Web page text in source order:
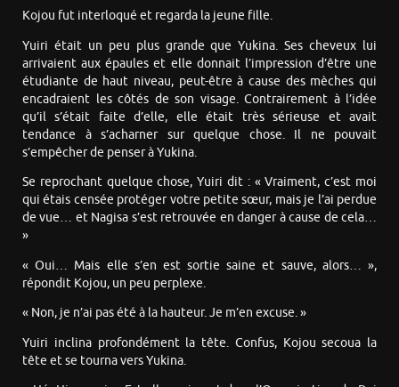
Kojou fut interloqué et regarda la jeune fille.
Yuiri était un peu plus grande que Yukina. Ses cheveux lui
arrivaient aux épaules et elle donnait l’impression d’être une
étudiante de haut niveau, peut-être à cause des mèches qui
encadraient les côtés de son visage. Contrairement à l’idée
qu’il s’était faite d’elle, elle était très sérieuse et avait
tendance à s’acharner sur quelque chose. Il ne pouvait
s’empêcher de penser à Yukina.
Se reprochant quelque chose, Yuiri dit : « Vraiment, c’est moi
qui étais censée protéger votre petite sœur, mais je l’ai perdue
de vue… et Nagisa s’est retrouvée en danger à cause de cela…
»
« Oui… Mais elle s’en est sortie saine et sauve, alors… »,
répondit Kojou, un peu perplexe.
« Non, je n’ai pas été à la hauteur. Je m’en excuse. »
Yuiri inclina profondément la tête. Confus, Kojou secoua la
tête et se tourna vers Yukina.